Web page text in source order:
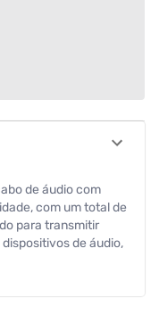
de áudio com
com um total de
para transmitir
de áudio,